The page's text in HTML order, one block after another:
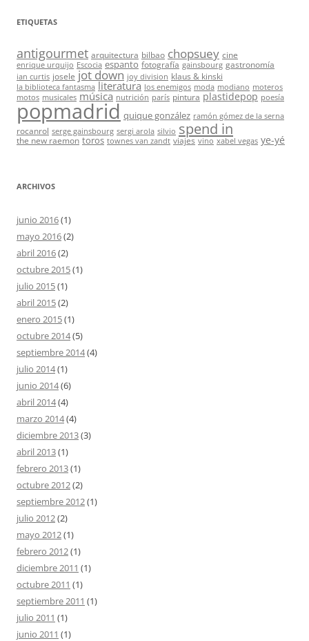
ETIQUETAS
antigourmet arquitectura bilbao chopsuey cine
enrique urquijo Escocia espanto fotografía gainsbourg gastronomía
ian curtis josele jot down joy division klaus & kinski
la biblioteca fantasma literatura los enemigos moda modiano moteros
motos musicales música nutrición parís pintura plastidepop poesía
popmadrid quique gonzález ramón gómez de la serna
rocanrol serge gainsbourg sergi arola silvio spend in
the new raemon toros townes van zandt viajes vino xabel vegas ye-yé
ARCHIVOS
junio 2016(1)
mayo 2016(2)
abril 2016(2)
octubre 2015(1)
julio 2015(1)
abril 2015(2)
enero 2015(1)
octubre 2014(5)
septiembre 2014(4)
julio 2014(1)
junio 2014(6)
abril 2014(4)
marzo 2014(4)
diciembre 2013(3)
abril 2013(1)
febrero 2013(1)
octubre 2012(2)
septiembre 2012(1)
julio 2012(2)
mayo 2012(1)
febrero 2012(1)
diciembre 2011 (1)
octubre 2011 (1)
septiembre 2011 (1)
julio 2011 (1)
junio 2011 (1)